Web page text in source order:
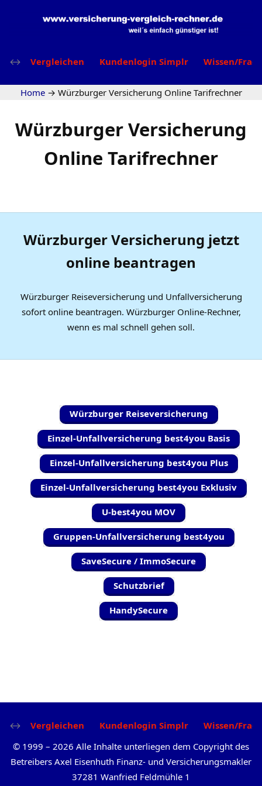
Vergleichen Kundenlogin Simplr Wissen/
Home → Würzburger Versicherung Online Tarifrechner
Würzburger Versicherung
Online Tarifrechner
Würzburger Versicherung jetzt
online beantragen
Würzburger Reiseversicherung und Unfallversicherung
sofort online beantragen. Würzburger Online-Rechner,
wenn es mal schnell gehen soll.
Würzburger Reiseversicherung
Einzel-Unfallversicherung best4you Basis
Einzel-Unfallversicherung best4you Plus
Einzel-Unfallversicherung best4you Exklusiv
U-best4you MOV
Gruppen-Unfallversicherung best4you
SaveSecure / ImmoSecure
Schutzbrief
HandySecure
Vergleichen Kundenlogin Simplr
Wissen/
© 1999 – 2026 Alle Inhalte unterliegen dem Copyright des
Betreibers Axel Eisenhuth Finanz- und Versicherungsmakler
37281 Wanfried Feldmühle 1